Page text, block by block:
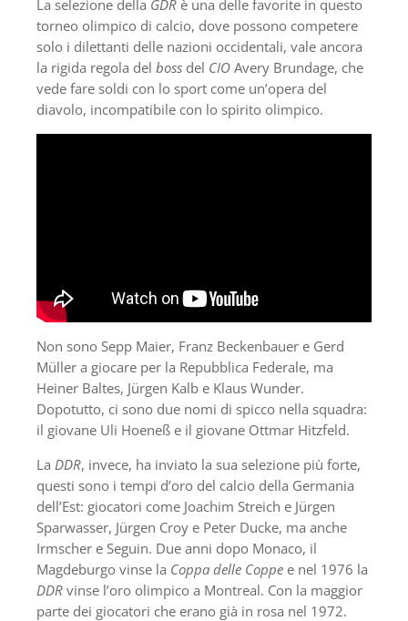
La selezione della GDR è una delle favorite in questo
torneo olimpico di calcio, dove possono competere
solo i dilettanti delle nazioni occidentali, vale ancora
la rigida regola del boss del CIO Avery Brundage, che
vede fare soldi con lo sport come un’opera del
diavolo, incompatibile con lo spirito olimpico.
Non sono Sepp Maier, Franz Beckenbauer e Gerd
Müller a giocare per la Repubblica Federale, ma
Heiner Baltes, Jürgen Kalb e Klaus Wunder.
Dopotutto, ci sono due nomi di spicco nella squadra:
il giovane Uli Hoeneß e il giovane Ottmar Hitzfeld.
La DDR, invece, ha inviato la sua selezione più forte,
questi sono i tempi d’oro del calcio della Germania
dell’Est: giocatori come Joachim Streich e Jürgen
Sparwasser, Jürgen Croy e Peter Ducke, ma anche
Irmscher e Seguin. Due anni dopo Monaco, il
Magdeburgo vinse la Coppa delle Coppe e nel 1976 la
DDR vinse l’oro olimpico a Montreal. Con la maggior
parte dei giocatori che erano già in rosa nel 1972.